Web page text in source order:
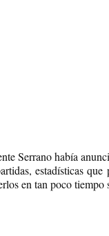
Serrano había
estadísticas
en tan poco tiempo